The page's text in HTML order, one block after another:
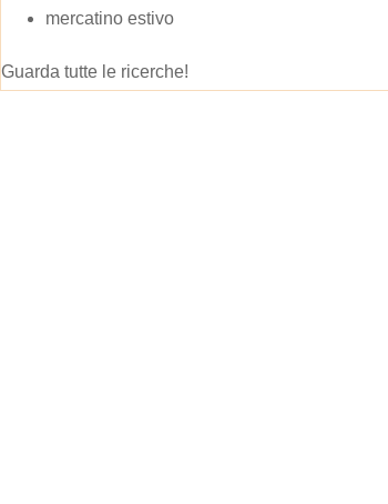
mercatino estivo
Guarda tutte le ricerche!